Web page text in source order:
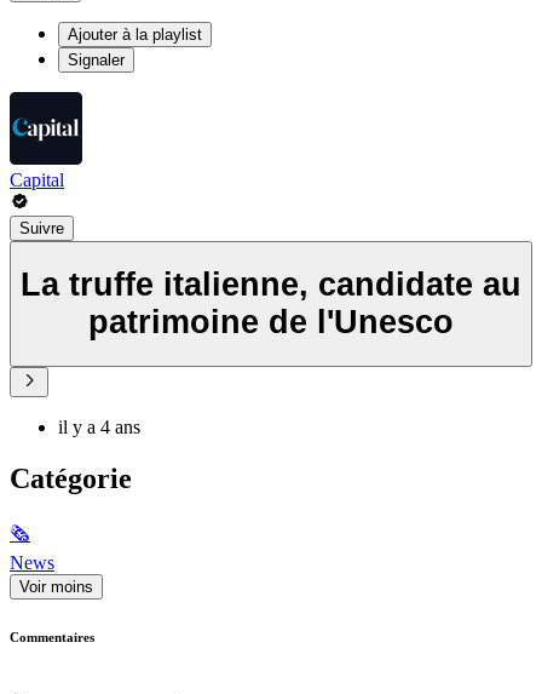
Ajouter à la playlist
Signaler
Capital
Suivre
La truffe italienne, candidate au
patrimoine de l'Unesco
il y a 4 ans
Catégorie
🗞
News
Voir moins
Commentaires